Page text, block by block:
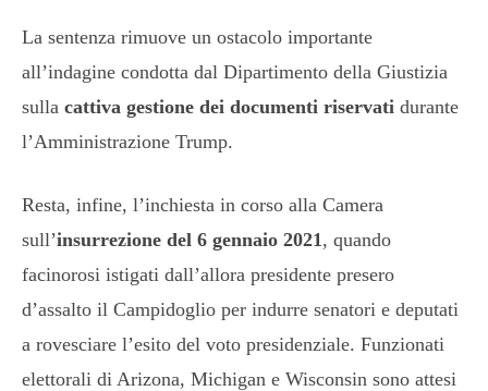
La sentenza rimuove un ostacolo importante
all’indagine condotta dal Dipartimento della Giustizia
sulla cattiva gestione dei documenti riservati durante
l’Amministrazione Trump.
Resta, infine, l’inchiesta in corso alla Camera
sull’insurrezione del 6 gennaio 2021 , quando
facinorosi istigati dall’allora presidente presero
d’assalto il Campidoglio per indurre senatori e deputati
a rovesciare l’esito del voto presidenziale. Funzionati
elettorali di Arizona, Michigan e Wisconsin sono attesi